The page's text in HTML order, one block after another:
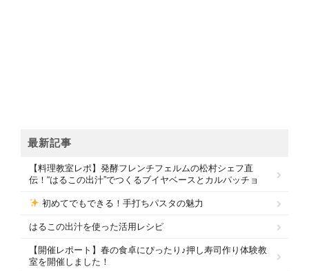
最新記事
【料理教室レポ】発酵フレンチフェルムの松村シェフ直
伝！“はるこの出汁”でつくるブイヤベースとカルパッチョ
初めてでもできる！手打ちパスタの魅力
はるこの出汁を使った活用レシピ
【開催レポート】春の食卓にぴったり♪押し寿司作り体験教
室を開催しました！